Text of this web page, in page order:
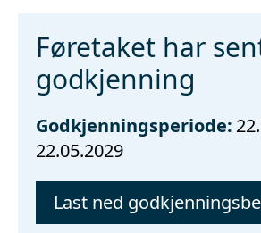
Føretaket har
godkjenning
Godkjenningsperiode:
22.05.2029
Last ned